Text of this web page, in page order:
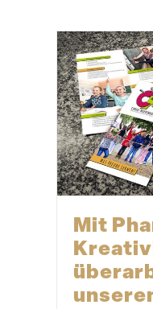
15. August
Eine
die
11. Januar